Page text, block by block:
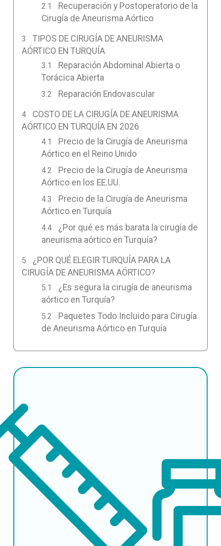
Recuperación y Postoperatorio de la
Cirugía de Aneurisma Aórtico
TIPOS DE CIRUGÍA DE ANEURISMA
AÓRTICO EN TURQUÍA
Reparación Abdominal Abierta o
Torácica Abierta
Reparación Endovascular
COSTO DE LA CIRUGÍA DE ANEURISMA
AÓRTICO EN TURQUÍA EN 2026
Precio de la Cirugía de Aneurisma
Aórtico en el Reino Unido
Precio de la Cirugía de Aneurisma
Aórtico en los EE.UU.
Precio de la Cirugía de Aneurisma
Aórtico en Turquía
¿Por qué es más barata la cirugía de
aneurisma aórtico en Turquía?
¿POR QUÉ ELEGIR TURQUÍA PARA LA
CIRUGÍA DE ANEURISMA AÓRTICO?
¿Es segura la cirugía de aneurisma
aórtico en Turquía?
Paquetes Todo Incluido para Cirugía
de Aneurisma Aórtico en Turquía